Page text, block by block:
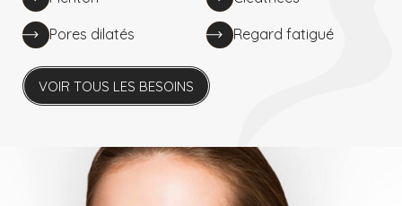
Pores dilatés Regard fatigué
VOIR TOUS LES BESOINS